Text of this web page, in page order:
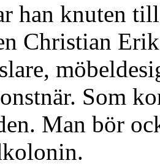
han knuten
Christian
Som
Man bör